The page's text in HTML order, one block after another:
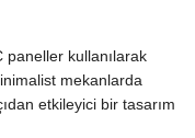
paneller kullanılarak
mekanlarda
etkileyici bir tasarım